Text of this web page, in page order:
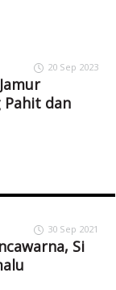
20 Sep 2023
Pahit dan
30 Sep 2021
Si